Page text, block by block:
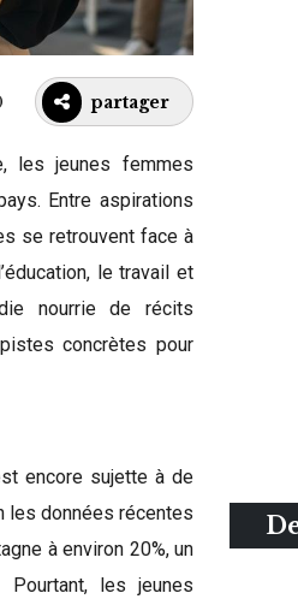
partager
les jeunes femmes
Entre aspirations
se retrouvent face à
le travail et
nourrie de récits
concrètes pour
encore sujette à de
les données récentes
à environ 20%, un
les jeunes